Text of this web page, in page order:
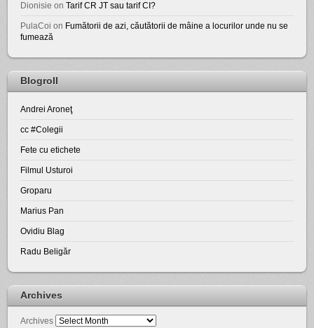
Dionisie onTarif CR JT sau tarif CI?
PulaCoi on Fumătorii de azi, căutătorii de mâine a locurilor unde nu se
fumează
Blogroll
Andrei Aroneţ
cc #Colegii
Fete cu etichete
Filmul Usturoi
Groparu
Marius Pan
Ovidiu Blag
Radu Beligăr
Archives
Archives